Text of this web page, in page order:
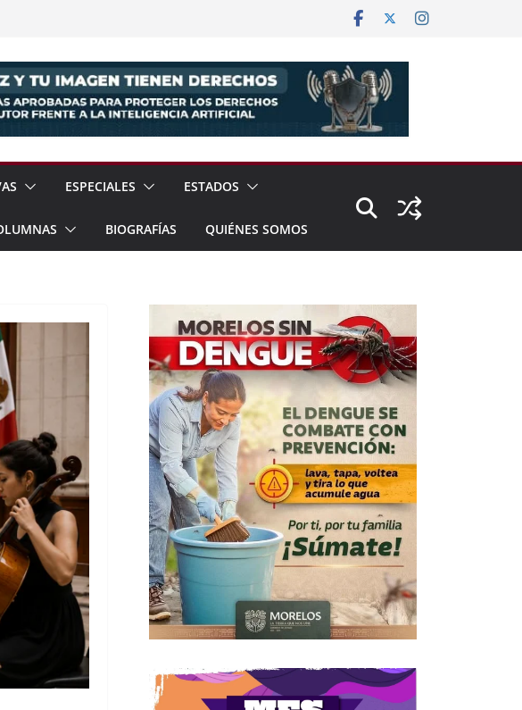
ESPECIALES ESTADOS
BIOGRAFÍAS QUIÉNES SOMOS